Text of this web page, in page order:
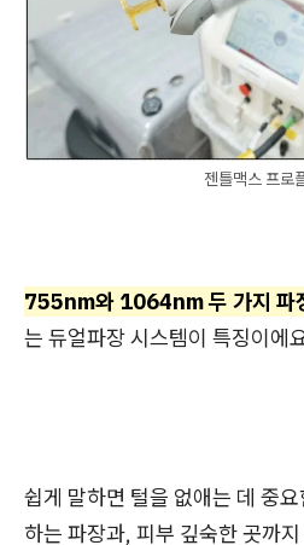
젠틀맥스 프로
755nm와 1064nm 두 가지 파
는 듀얼파장 시스템이 특징이에
쉽게 말하면 털을 없애는 데 중
하는 파장과, 피부 깊숙한 곳까